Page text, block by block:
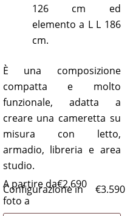
126 cm ed
elemento a L L 186
cm.
È una composizione
compatta e molto
funzionale, adatta a
creare una cameretta su
misura con letto,
armadio, libreria e area
studio.
A partire da€2.690
Configurazione in
foto a
€3.590